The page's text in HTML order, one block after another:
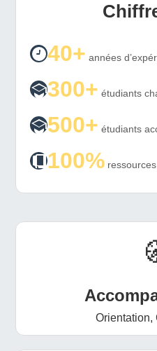
40+ années
300+ étudiants
500+ étudiants
100%